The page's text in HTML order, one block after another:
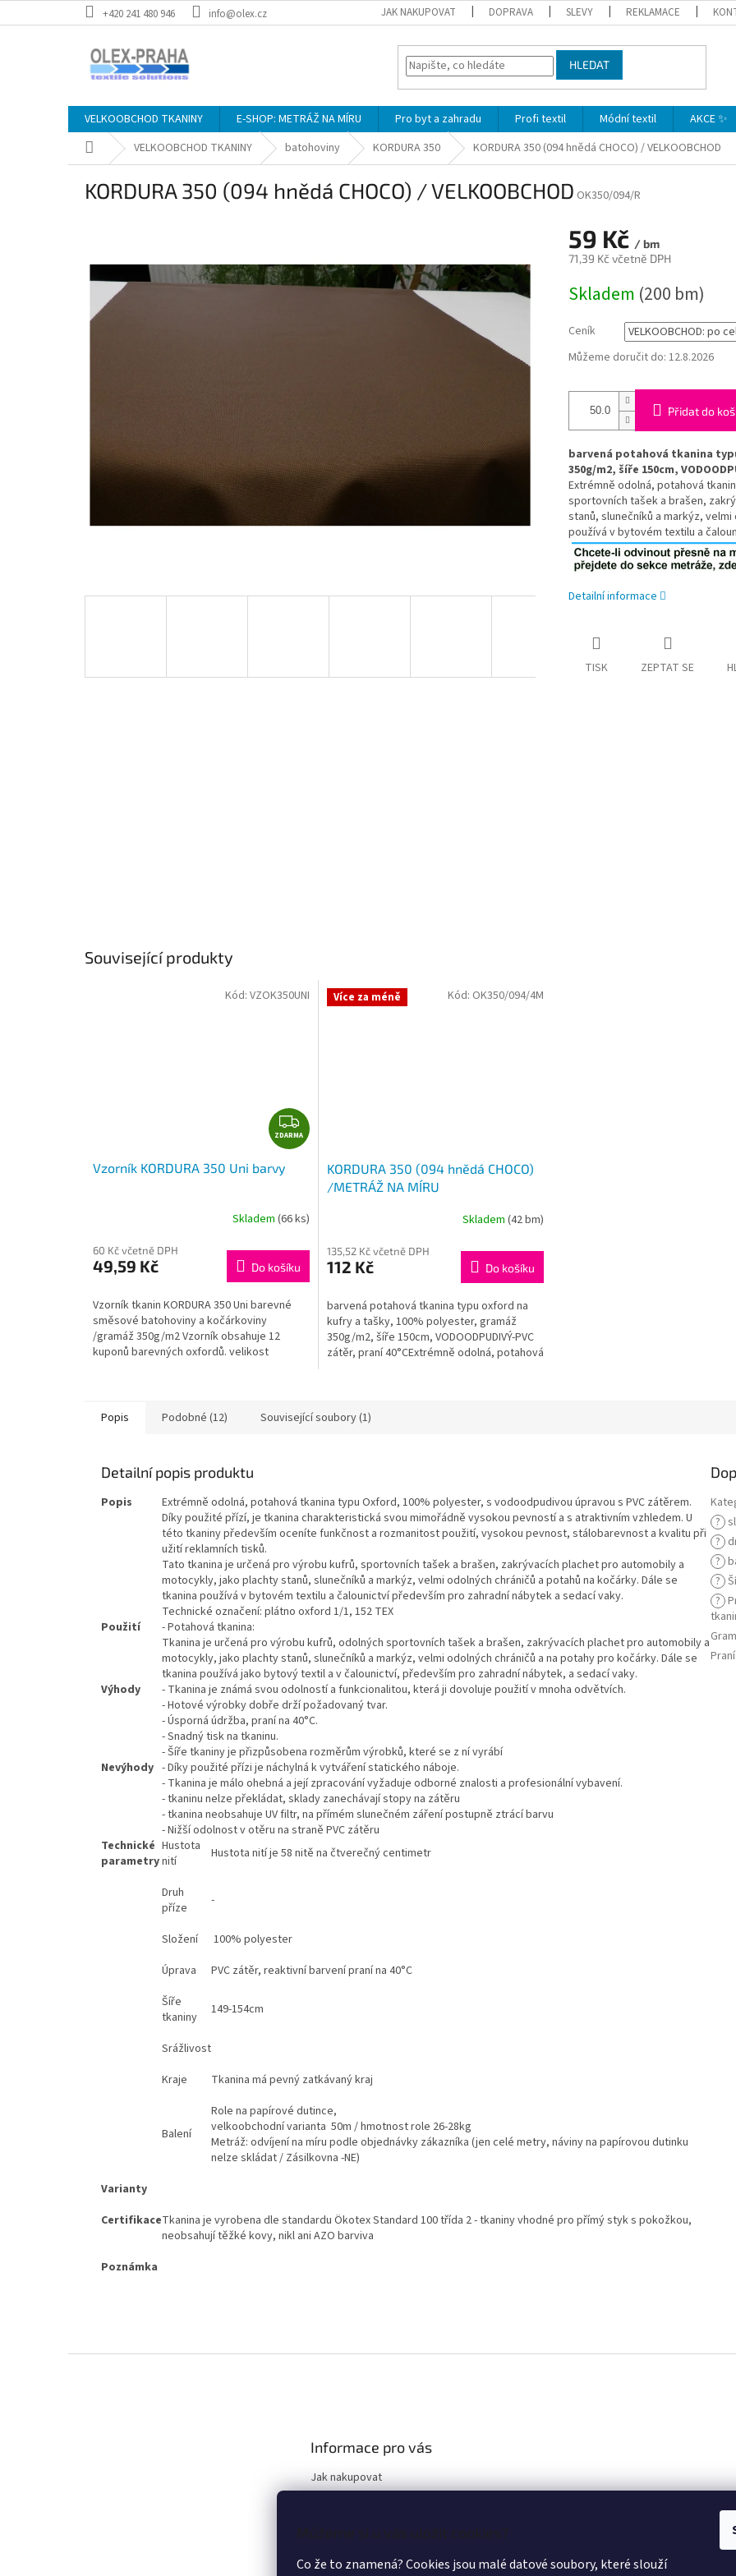
Můžeme si u vás uložit cookies?
Co že to znamená? Cookies jsou malé datové soubory, které slouží
na
+420 241 480 946 info@olex.cz JAK NAKUPOVAT DOPRAVA SLEVY REKLAMACE
HLEDAT
VELKOOBCHOD TKANINY E-SHOP: METRÁŽ NA MÍRU Pro byt a zahradu Profi textil Módní textil AKCE ✨
Domů VELKOOBCHOD TKANINY batohoviny KORDURA 350 KORDURA 350 (094 hnědá CHOCO) / VELKOOBCHOD
KORDURA 350 (094 hnědá CHOCO) / VELKOOBCHOD OK350/094/R
59 Kč / bm
71,39 Kč včetně DPH
cena:
Skladem (200 bm)
Ceník
Můžeme doručit do: 12.8.2026
Přidat do
barvená potahová tkanina
350g/m2, šíře 150cm,
Extrémně odolná, potahová
sportovních tašek a brašen,
stanů, slunečníků a markýz,
používá v bytovém textilu a
Detailní informace
TISK ZEPTAT SE
Související produkty
Z
D
A
ZDARMA
Vzorník KORDURA 350 Uni barvy
Skladem (66 ks)
60 Kč včetně DPH
49,59 Kč Do košíku
Vzorník tkanin KORDURA 350 Uni barevné
směsové batohoviny a kočárkoviny
/gramáž 350g/m2 Vzorník obsahuje 12
kuponů barevných oxfordů. velikost
Kód: VZOK350UNI Více za méně
KORDURA 350 (094 hnědá CHOCO)
/METRÁŽ NA MÍRU
Skladem (42 bm)
135,52 Kč včetně DPH
112 Kč Do košíku
barvená potahová tkanina typu oxford na
kufry a tašky, 100% polyester, gramáž
350g/m2, šíře 150cm, VODOODPUDIVÝ-PVC
zátěr, praní 40°CExtrémně odolná, potahová
Kód: OK350/094/4M
Popis Podobné (12) Související soubory (1)
Detailní popis produktu
Popis
Extrémně odolná, potahová tkanina typu Oxford, 100% polyester, s vodoodpudivou úpravou s PVC zátěrem.
Díky použité přízí, je tkanina charakteristická svou mimořádně vysokou pevností a s atraktivním vzhledem. U
této tkaniny především oceníte funkčnost a rozmanitost použití, vysokou pevnost, stálobarevnost a kvalitu při
užití reklamních tisků.
Tato tkanina je určená pro výrobu kufrů, sportovních tašek a brašen, zakrývacích plachet pro automobily a
motocykly, jako plachty stanů, slunečníků a markýz, velmi odolných chráničů a potahů na kočárky. Dále se
tkanina používá v bytovém textilu a čalounictví především pro zahradní nábytek a sedací vaky.
Technické označení: plátno oxford 1/1, 152 TEX
Použití
- Potahová tkanina:
Tkanina je určená pro výrobu kufrů, odolných sportovních tašek a brašen, zakrývacích plachet pro automobily a
motocykly, jako plachty stanů, slunečníků a markýz, velmi odolných chráničů a na potahy pro kočárky. Dále se
tkanina používá jako bytový textil a v čalounictví, především pro zahradní nábytek, a sedací vaky.
Výhody
- Tkanina je známá svou odolností a funkcionalitou, která ji dovoluje použití v mnoha odvětvích.
- Hotové výrobky dobře drží požadovaný tvar.
- Úsporná údržba, praní na 40°C.
- Snadný tisk na tkaninu.
- Šíře tkaniny je přizpůsobena rozměrům výrobků, které se z ní vyrábí
Nevýhody - Díky použité přízi je náchylná k vytváření statického náboje.
- Tkanina je málo ohebná a její zpracování vyžaduje odborné znalosti a profesionální vybavení.
- tkaninu nelze překládat, sklady zanechávají stopy na zátěru
- tkanina neobsahuje UV filtr, na přímém slunečném záření postupně ztrácí barvu
- Nižší odolnost v otěru na straně PVC zátěru
Technické
parametry
Hustota
nití
Hustota nití je 58 nitě na čtverečný centimetr
Druh
příze
-
Složení
100% polyester
Úprava
PVC zátěr, reaktivní barvení praní na 40°C
Šíře
tkaniny
149-154cm
Srážlivost
Kraje
Tkanina má pevný zatkávaný kraj
Balení
Role na papírové dutince,
velkoobchodní varianta 50m / hmotnost role 26-28kg
Metráž: odvíjení na míru podle objednávky zákazníka (jen celé metry, náviny na papírovou dutinku
nelze skládat / Zásilkovna -NE)
Varianty
CertifikaceTkanina je vyrobena dle standardu Ökotex Standard 100 třída 2 - tkaniny vhodné pro přímý styk s pokožkou,
neobsahují těžké kovy, nikl ani AZO barviva
Poznámka
?
?
?
?
?
Praní:
Informace pro vás
Jak nakupovat
Reklamace
Kontakty